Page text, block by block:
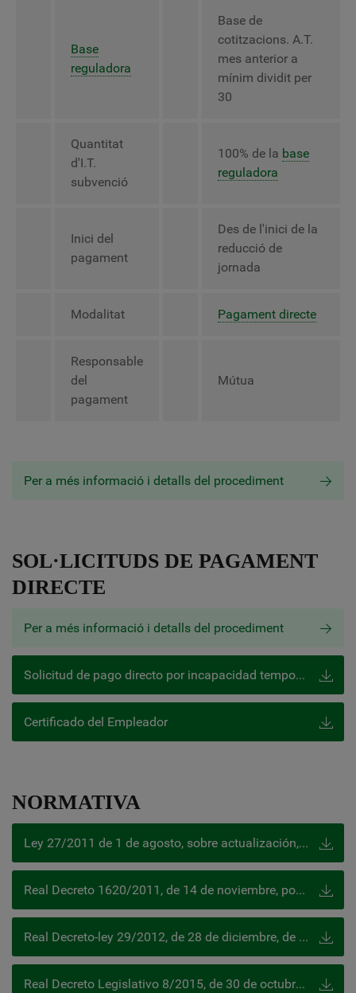
Base
reguladora
Base de
cotitzacions. A.T.
mes anterior a
mínim dividit per
30
Quantitat
d'I.T.
subvenció
100% de la base
reguladora
Inici del
pagament
Des de l'inici de la
reducció de
jornada
Modalitat Pagament directe
Responsable
del
pagament
Mútua
Per a més informació i detalls del procediment
SOL·LICITUDS DE PAGAMENT
DIRECTE
Per a més informació i detalls del procediment
Solicitud de pago directo por incapacidad temporal por cuenta ajena
Certificado del Empleador
NORMATIVA
Ley 27/2011 de 1 de agosto, sobre actualización, adecuación y modernización del sistema de Seguridad Social que procede en sus Disposiciones Adicional 39 y 40 a integrar el Régimen Especial de los Empleados de Hogar
Real Decreto 1620/2011, de 14 de noviembre, por el que se regula la relación laboral de carácter especial del servicio del hogar familiar.
Real Decreto-ley 29/2012, de 28 de diciembre, de mejora de gestión y protección social en el Sistema Especial para Empleados de Hogar y otras medidas de carácter económico y social
Real Decreto Legislativo 8/2015, de 30 de octubre, por el que se aprueba el texto refundido de la Ley General de la Seguridad Social